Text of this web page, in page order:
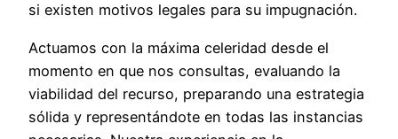
si existen motivos legales para su impugnación.
Actuamos con la máxima celeridad desde el
momento en que nos consultas, evaluando la
viabilidad del recurso, preparando una estrategia
sólida y representándote en todas las instancias